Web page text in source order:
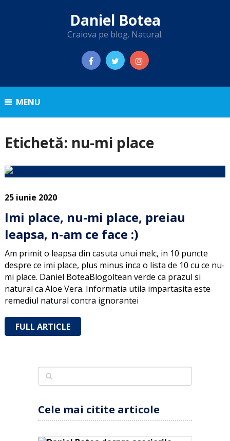
Daniel Botea
Craiova pe blog. Natural.
MENU
Etichetă: nu-mi place
25 iunie 2020
Imi place, nu-mi place, preiau
leapsa, n-am ce face :)
Am primit o leapsa din casuta unui melc, in 10 puncte
despre ce imi place, plus minus inca o lista de 10 cu ce nu-
mi place. Daniel BoteaBlogoltean verde ca prazul si
natural ca Aloe Vera. Informatia utila impartasita este
remediul natural contra ignorantei
FULL ARTICLE
Cele mai citite articole